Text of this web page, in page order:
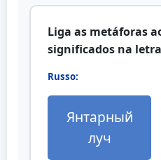
Liga as metáforas
significados na
Russo:
Янтарный
луч